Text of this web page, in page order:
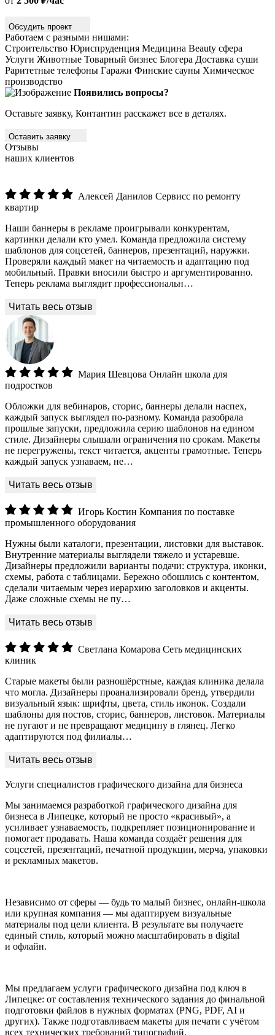
Обсудить проект
Работаем с разными нишами:
Строительство Юриспруденция Медицина Beauty сфера
Услуги Животные Товарный бизнес Блогера Доставка суши
Раритетные телефоны Гаражи Финские сауны Химическое
производство
Появились вопросы?
Оставьте заявку, Контантин расскажет все в деталях.
Оставить заявку
Отзывы
наших клиентов
Алексей Данилов Сервисс по ремонту
квартир
Наши баннеры в рекламе проигрывали конкурентам,
картинки делали кто умел. Команда предложила систему
шаблонов для соцсетей, баннеров, презентаций, наружки.
Проверяли каждый макет на читаемость и адаптацию под
мобильный. Правки вносили быстро и аргументированно.
Теперь реклама выглядит профессиональн…
Мария Шевцова Онлайн школа для
подростков
Обложки для вебинаров, сторис, баннеры делали наспех,
каждый запуск выглядел по-разному. Команда разобрала
прошлые запуски, предложила серию шаблонов на едином
стиле. Дизайнеры слышали ограничения по срокам. Макеты
не перегружены, текст читается, акценты грамотные. Теперь
каждый запуск узнаваем, не…
Игорь Костин Компания по поставке
промышленного оборудования
Нужны были каталоги, презентации, листовки для выставок.
Внутренние материалы выглядели тяжело и устаревше.
Дизайнеры предложили варианты подачи: структура, иконки,
схемы, работа с таблицами. Бережно обошлись с контентом,
сделали читаемым через иерархию заголовков и акценты.
Даже сложные схемы не пу…
Светлана Комарова Сеть медицинских
клиник
Старые макеты были разношёрстные, каждая клиника делала
что могла. Дизайнеры проанализировали бренд, утвердили
визуальный язык: шрифты, цвета, стиль иконок. Создали
шаблоны для постов, сторис, баннеров, листовок. Материалы
не пугают и не превращают медицину в глянец. Легко
адаптируются под филиалы…
Услуги специалистов графического дизайна для бизнеса
Мы занимаемся разработкой графического дизайна для
бизнеса в Липецке, который не просто «красивый», а
усиливает узнаваемость, подкрепляет позиционирование и
помогает продавать. Наша команда создаёт решения для
соцсетей, презентаций, печатной продукции, мерча, упаковки
и рекламных макетов.
Независимо от сферы — будь то малый бизнес, онлайн-школа
или крупная компания — мы адаптируем визуальные
материалы под цели клиента. В результате вы получаете
единый стиль, который можно масштабировать в digital
и офлайн.
Мы предлагаем услуги графического дизайна под ключ в
Липецке: от составления технического задания до финальной
подготовки файлов в нужных форматах (PNG, PDF, AI и
других). Также подготавливаем макеты для печати с учётом
всех технических требований типографий.